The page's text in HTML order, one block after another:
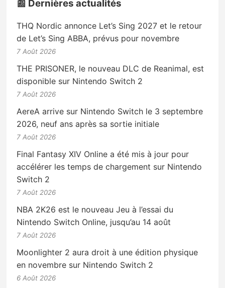
📰 Dernières actualités
THQ Nordic annonce Let’s Sing 2027 et le retour
de Let’s Sing ABBA, prévus pour novembre
7 Août 2026
THE PRISONER, le nouveau DLC de Reanimal, est
disponible sur Nintendo Switch 2
7 Août 2026
AereA arrive sur Nintendo Switch le 3 septembre
2026, neuf ans après sa sortie initiale
7 Août 2026
Final Fantasy XIV Online a été mis à jour pour
accélérer les temps de chargement sur Nintendo
Switch 2
7 Août 2026
NBA 2K26 est le nouveau Jeu à l’essai du
Nintendo Switch Online, jusqu’au 14 août
7 Août 2026
Moonlighter 2 aura droit à une édition physique
en novembre sur Nintendo Switch 2
6 Août 2026